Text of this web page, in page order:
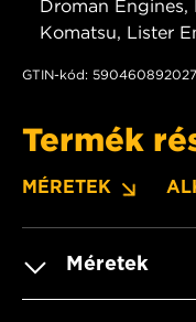
Droman Engines,
Komatsu, Lister
GTIN-kód:
Termék
MÉRETEK
Méretek